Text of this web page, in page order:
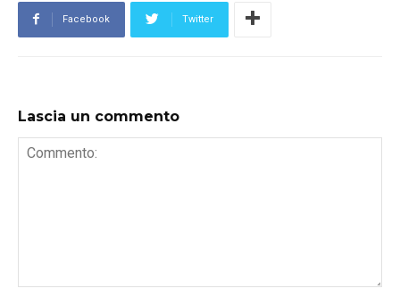
Facebook Twitter
Lascia un commento